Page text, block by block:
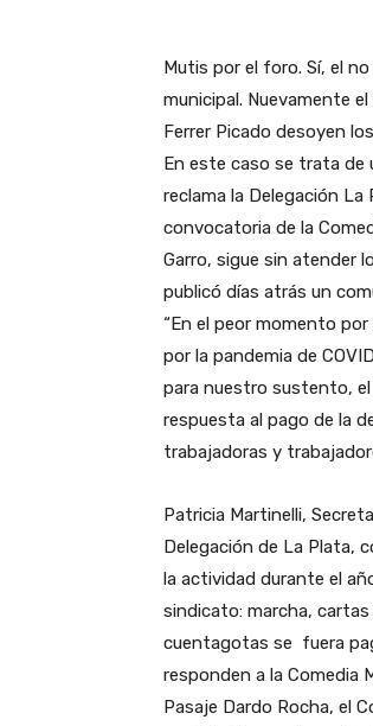
Mutis por el foro. Sí, el
municipal. Nuevamente
Ferrer Picado desoyen
En este caso se trata
reclama la Delegación
convocatoria de la
Garro, sigue sin atender
publicó días atrás un
“En el peor momento
por la pandemia de
para nuestro sustento,
respuesta al pago de la
trabajadoras y
Patricia Martinelli,
Delegación de La Plata,
la actividad durante el
sindicato: marcha,
cuentagotas se fuera
responden a la Comedia
Pasaje Dardo Rocha, el